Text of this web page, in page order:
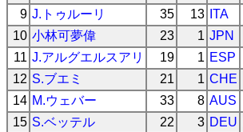
9 J.トゥルーリ 35 13 ITA
10 小林可夢偉 23 1 JPN
11 J.アルグエルスアリ 19 1 ESP
12 S.ブエミ 21 1 CHE
14 M.ウェバー 33 8 AUS
15 S.ベッテル 22 3 DEU